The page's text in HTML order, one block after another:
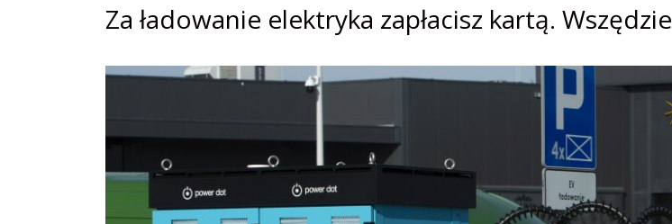
Za ładowanie elektryka zapłacisz kartą. Wszędzie